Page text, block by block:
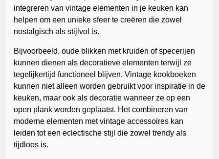
integreren van vintage elementen in je keuken kan
helpen om een unieke sfeer te creëren die zowel
nostalgisch als stijlvol is.
Bijvoorbeeld, oude blikken met kruiden of specerijen
kunnen dienen als decoratieve elementen terwijl ze
tegelijkertijd functioneel blijven. Vintage kookboeken
kunnen niet alleen worden gebruikt voor inspiratie in de
keuken, maar ook als decoratie wanneer ze op een
open plank worden geplaatst. Het combineren van
moderne elementen met vintage accessoires kan
leiden tot een eclectische stijl die zowel trendy als
tijdloos is.